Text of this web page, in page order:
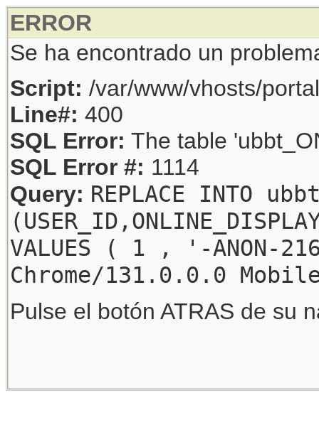
ERROR
Se ha encontrado un
Script: /var/www/vhosts/
Line#: 400
SQL Error: The table
SQL Error #: 1114
Query: REPLACE INTO
VALUES ( 1 , '-
Chrome/131.0.0.0
Pulse el botón ATRAS de su